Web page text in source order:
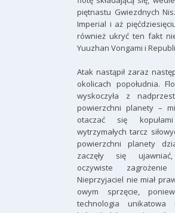
piętnastu Gwiezdnych
Imperial i aż
również ukryć ten fakt
Yuuzhan Vongami i
Atak nastąpił zaraz
okolicach popołudnia.
wyskoczyła z
powierzchni planety –
otaczać się
wytrzymałych tarcz
powierzchni planety
zaczęły się
oczywiste
Nieprzyjaciel nie miał
owym sprzęcie,
technologia unikatowa